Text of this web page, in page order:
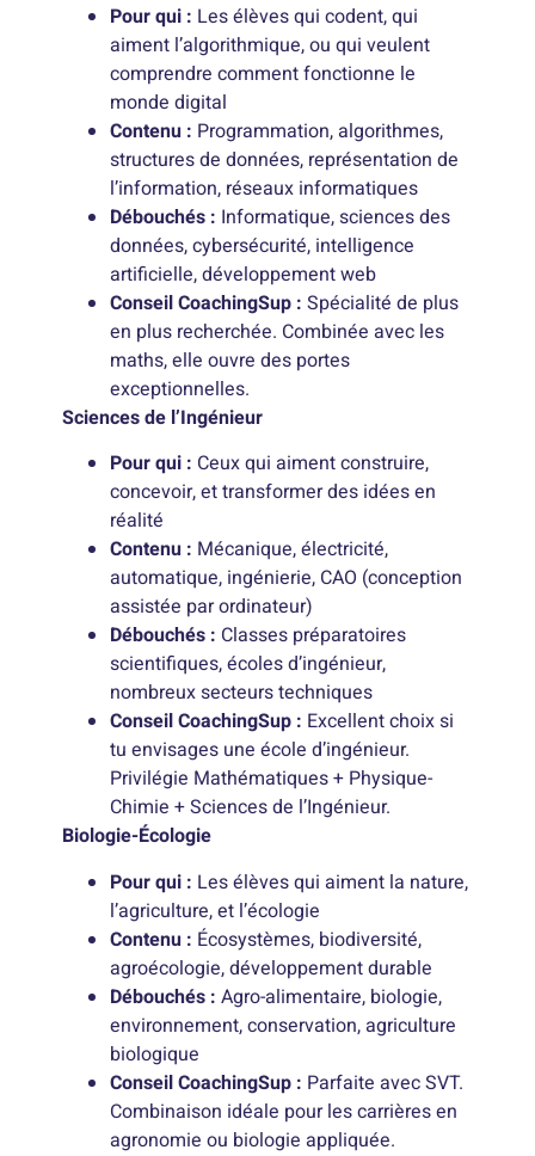
Pour qui : Les élèves qui codent, qui
aiment l’algorithmique, ou qui veulent
comprendre comment fonctionne le
monde digital
Contenu : Programmation, algorithmes,
structures de données, représentation de
l’information, réseaux informatiques
Débouchés : Informatique, sciences des
données, cybersécurité, intelligence
artificielle, développement web
Conseil CoachingSup : Spécialité de plus
en plus recherchée. Combinée avec les
maths, elle ouvre des portes
exceptionnelles.
Sciences de l’Ingénieur
Pour qui : Ceux qui aiment construire,
concevoir, et transformer des idées en
réalité
Contenu : Mécanique, électricité,
automatique, ingénierie, CAO (conception
assistée par ordinateur)
Débouchés : Classes préparatoires
scientifiques, écoles d’ingénieur,
nombreux secteurs techniques
Conseil CoachingSup : Excellent choix si
tu envisages une école d’ingénieur.
Privilégie Mathématiques + Physique-
Chimie + Sciences de l’Ingénieur.
Biologie-Écologie
Pour qui : Les élèves qui aiment la nature,
l’agriculture, et l’écologie
Contenu : Écosystèmes, biodiversité,
agroécologie, développement durable
Débouchés : Agro-alimentaire, biologie,
environnement, conservation, agriculture
biologique
Conseil CoachingSup : Parfaite avec SVT.
Combinaison idéale pour les carrières en
agronomie ou biologie appliquée.